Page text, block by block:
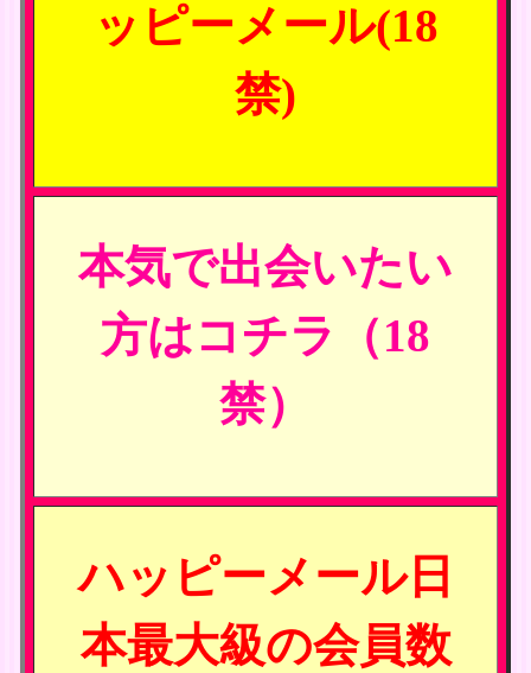
ッピーメール(18
禁)
本気で出会いたい
方はコチラ（18
禁）
ハッピーメール日
本最大級の会員数